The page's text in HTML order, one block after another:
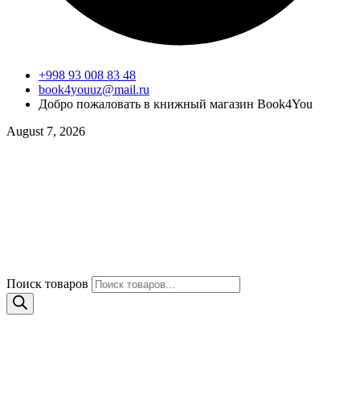
+998 93 008 83 48
book4youuz@mail.ru
Добро пожаловать в книжный магазин Book4You
August 7, 2026
Поиск товаров